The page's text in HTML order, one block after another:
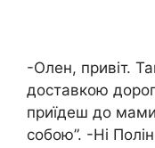
-Олен, привіт.
доставкою
приїдеш до
собою”. -Ні